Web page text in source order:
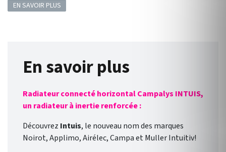
EN SAVOIR PLUS
En savoir plus
Radiateur connecté horizontal Campalys INTUIS,
un radiateur à inertie renforcée :
Découvrez Intuis, le nouveau nom des marques
Noirot, Applimo, Airélec, Campa et Muller Intuitiv!